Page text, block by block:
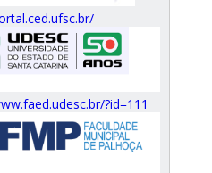
?id=111